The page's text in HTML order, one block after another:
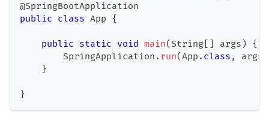
@SpringBootApplication
public class App {
public static void main( String [ ] args ) {
SpringApplication . run(App . class , args
}
}